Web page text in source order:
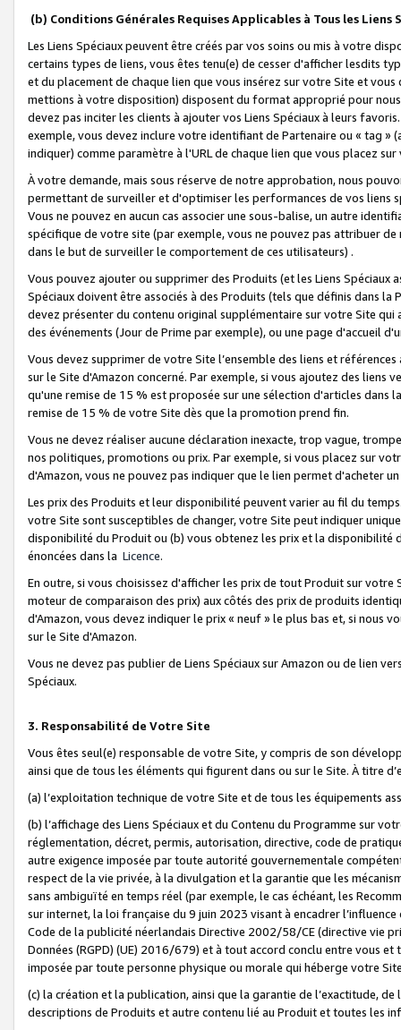
(b) Conditions Générales Requises Applicables à Tous les Liens
Les Liens Spéciaux peuvent être créés par vos soins ou mis à votre
certains types de liens, vous êtes tenu(e) de cesser d'afficher lesdits
et du placement de chaque lien que vous insérez sur votre Site et
mettions à votre disposition) disposent du format approprié pour
devez pas inciter les clients à ajouter vos Liens Spéciaux à leurs
exemple, vous devez inclure votre identifiant de Partenaire ou « tag
indiquer) comme paramètre à l'URL de chaque lien que vous placez
À votre demande, mais sous réserve de notre approbation, nous
permettant de surveiller et d'optimiser les performances de vos liens
Vous ne pouvez en aucun cas associer une sous-balise, un autre
spécifique de votre site (par exemple, vous ne pouvez pas attribuer
dans le but de surveiller le comportement de ces utilisateurs) .
Vous pouvez ajouter ou supprimer des Produits (et les Liens
Spéciaux doivent être associés à des Produits (tels que définis dans
devez présenter du contenu original supplémentaire sur votre Site qui
des événements (Jour de Prime par exemple), ou une page d'accueil
Vous devez supprimer de votre Site l’ensemble des liens et
sur le Site d'Amazon concerné. Par exemple, si vous ajoutez des
qu'une remise de 15 % est proposée sur une sélection d'articles
remise de 15 % de votre Site dès que la promotion prend fin.
Vous ne devez réaliser aucune déclaration inexacte, trop vague,
nos politiques, promotions ou prix. Par exemple, si vous placez sur
d'Amazon, vous ne pouvez pas indiquer que le lien permet d'acheter
Les prix des Produits et leur disponibilité peuvent varier au fil du
votre Site sont susceptibles de changer, votre Site peut indiquer
disponibilité du Produit ou (b) vous obtenez les prix et la disponibilité
énoncées dans la Licence.
En outre, si vous choisissez d'afficher les prix de tout Produit sur
moteur de comparaison des prix) aux côtés des prix de produits
d'Amazon, vous devez indiquer le prix « neuf » le plus bas et, si nous
sur le Site d'Amazon.
Vous ne devez pas publier de Liens Spéciaux sur Amazon ou de lien
Spéciaux.
3. Responsabilité de Votre Site
Vous êtes seul(e) responsable de votre Site, y compris de son
ainsi que de tous les éléments qui figurent dans ou sur le Site. À titre
(a) l’exploitation technique de votre Site et de tous les équipements
(b) l’affichage des Liens Spéciaux et du Contenu du Programme sur
réglementation, décret, permis, autorisation, directive, code de
autre exigence imposée par toute autorité gouvernementale
respect de la vie privée, à la divulgation et la garantie que les
sans ambiguïté en temps réel (par exemple, le cas échéant, les
sur internet, la loi française du 9 juin 2023 visant à encadrer
Code de la publicité néerlandais Directive 2002/58/CE (directive vie
Données (RGPD) (UE) 2016/679) et à tout accord conclu entre vous
imposée par toute personne physique ou morale qui héberge votre
(c) la création et la publication, ainsi que la garantie de l’exactitude,
descriptions de Produits et autre contenu lié au Produit et toutes les